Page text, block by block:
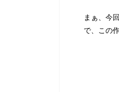
まぁ、今
で、この